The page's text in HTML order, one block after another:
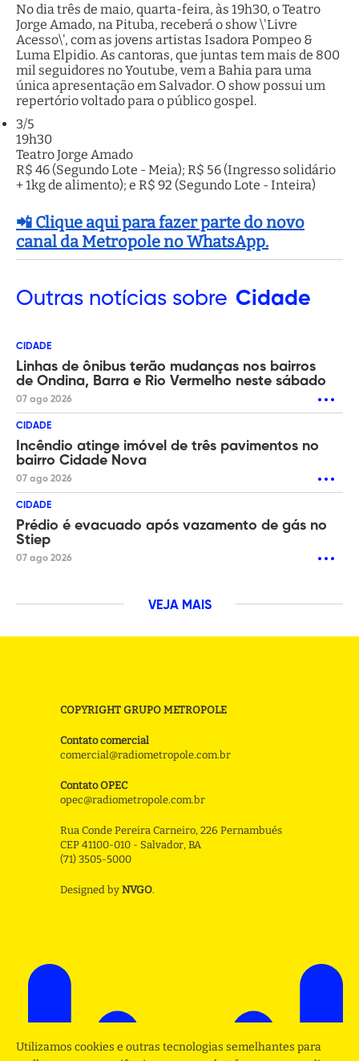
No dia três de maio, quarta-feira, às 19h30, o Teatro
Jorge Amado, na Pituba, receberá o show \'Livre
Acesso\', com as jovens artistas Isadora Pompeo &
Luma Elpidio. As cantoras, que juntas tem mais de 800
mil seguidores no Youtube, vem a Bahia para uma
única apresentação em Salvador. O show possui um
repertório voltado para o público gospel.
3/5
19h30
Teatro Jorge Amado
R$ 46 (Segundo Lote - Meia); R$ 56 (Ingresso solidário
+ 1kg de alimento); e R$ 92 (Segundo Lote - Inteira)
📲 Clique aqui para fazer parte do novo
canal da Metropole no WhatsApp.
Outras notícias sobre Cidade
CIDADE
Linhas de ônibus terão mudanças nos bairros
de Ondina, Barra e Rio Vermelho neste sábado
07 ago 2026
CIDADE
Incêndio atinge imóvel de três pavimentos no
bairro Cidade Nova
07 ago 2026
CIDADE
Prédio é evacuado após vazamento de gás no
Stiep
07 ago 2026
VEJA MAIS
COPYRIGHT GRUPO METROPOLE
Contato comercial
comercial@radiometropole.com.br
Contato OPEC
opec@radiometropole.com.br
Rua Conde Pereira Carneiro, 226 Pernambués
CEP 41100-010 - Salvador, BA
(71) 3505-5000
Designed by NVGO.
Utilizamos cookies e outras tecnologias semelhantes para